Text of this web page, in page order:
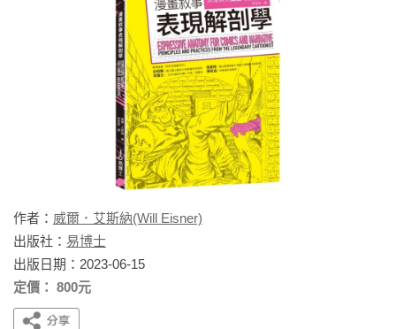
作者： 威爾．艾斯納(Will Eisner)
出版社： 易博士
出版日期：2023-06-15
定價： 800元